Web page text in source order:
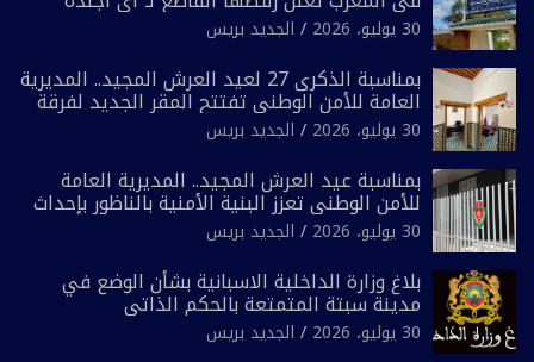
انتخابية مُعدة على مقاس سياسي ومصلحي
ضيق”
30 يوليو، 2026 الجديد بريس
بمناسبة الذكرى 27 لعيد العرش المجيد.. المديرية
العامة للأمن الوطني تفتتح المقر الجديد لفرقة
الشرطة السياحية بفاس
30 يوليو، 2026 الجديد بريس
بمناسبة عيد العرش المجيد.. المديرية العامة
للأمن الوطني تعزز البنية الأمنية بالناظور بإحداث
فرقتين جديدتين
30 يوليو، 2026 الجديد بريس
بلاغ وزارة الداخلية الاسبانية بشأن الوضع في
مدينة سبتة المتمتعة بالحكم الذاتي
30 يوليو، 2026 الجديد بريس